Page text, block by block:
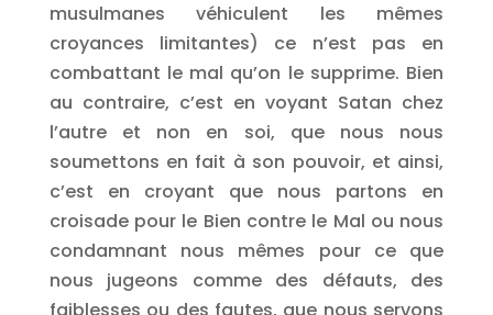
musulmanes véhiculent les mêmes
croyances limitantes) ce n’est pas en
combattant le mal qu’on le supprime. Bien
au contraire, c’est en voyant Satan chez
l’autre et non en soi, que nous nous
soumettons en fait à son pouvoir, et ainsi,
c’est en croyant que nous partons en
croisade pour le Bien contre le Mal ou nous
condamnant nous mêmes pour ce que
nous jugeons comme des défauts, des